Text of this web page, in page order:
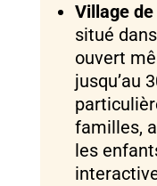
Village de
situé
ouvert
jusqu’au
familles,
les